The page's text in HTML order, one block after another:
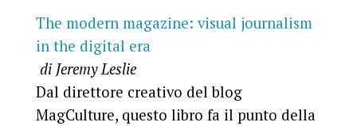
The modern magazine: visual journalism
in the digital era
di Jeremy Leslie
Dal direttore creativo del blog
MagCulture, questo libro fa il punto della